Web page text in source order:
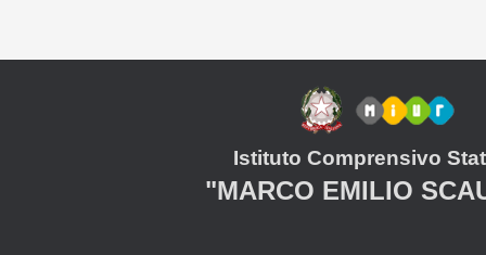
Istituto Comprensivo
"MARCO EMILIO